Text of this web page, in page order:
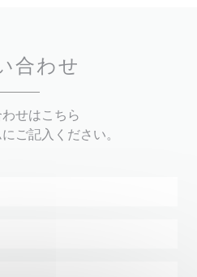
合わせ
せはこちら
ご記入ください。